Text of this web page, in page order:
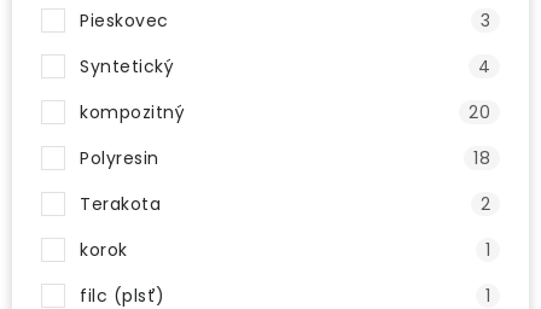
Pieskovec
3
Syntetický
4
kompozitný
20
Polyresin
18
Terakota
2
korok
1
filc (plsť)
1